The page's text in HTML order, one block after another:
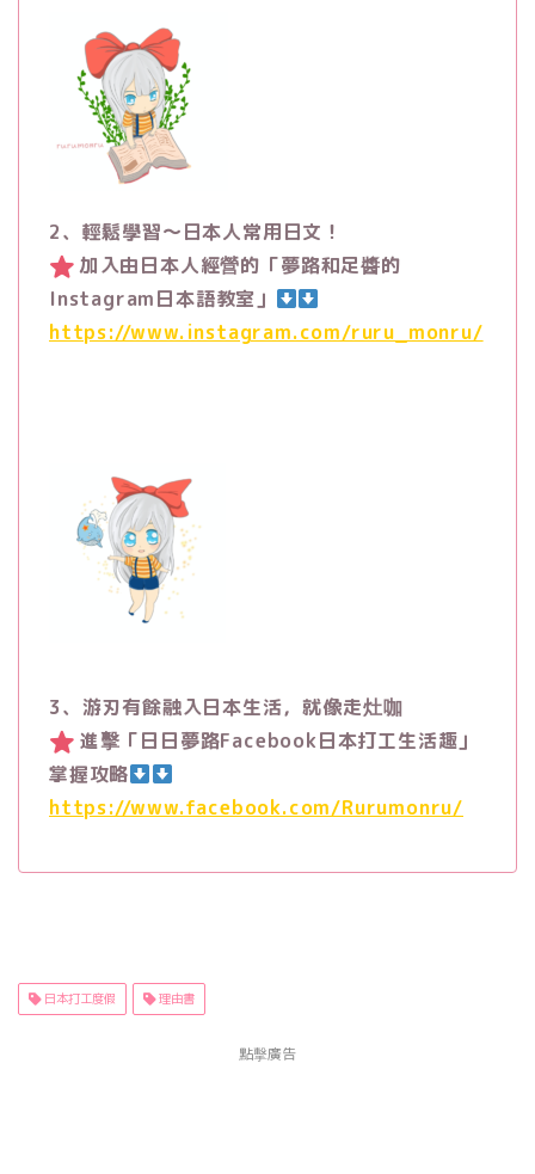
2、輕鬆學習～日本人常用日文！
加入由日本人經營的「夢路和足醬的
Instagram日本語教室」
https://www.instagram.com/ruru_monru/
3、游刃有餘融入日本生活，就像走灶咖
進擊「日日夢路Facebook日本打工生活趣」
掌握攻略
https://www.facebook.com/Rurumonru/
日本打工度假 理由書
點擊廣告